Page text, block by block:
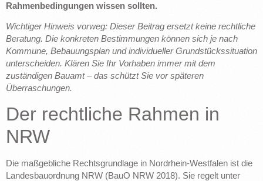
Rahmenbedingungen wissen sollten.
Wichtiger Hinweis vorweg: Dieser Beitrag ersetzt keine rechtliche
Beratung. Die konkreten Bestimmungen können sich je nach
Kommune, Bebauungsplan und individueller Grundstückssituation
unterscheiden. Klären Sie Ihr Vorhaben immer mit dem
zuständigen Bauamt – das schützt Sie vor späteren
Überraschungen.
Der rechtliche Rahmen in
NRW
Die maßgebliche Rechtsgrundlage in Nordrhein-Westfalen ist die
Landesbauordnung NRW (BauO NRW 2018). Sie regelt unter